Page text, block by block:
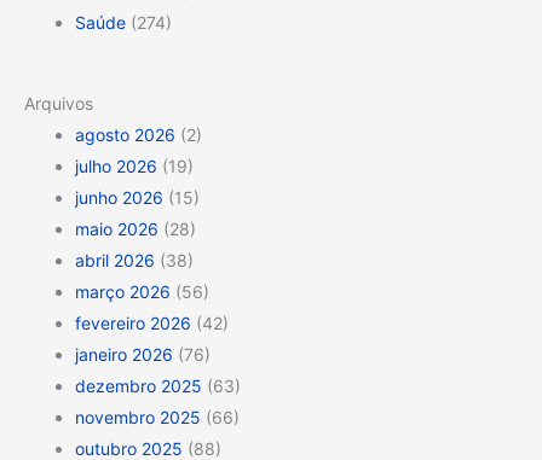
Saúde (274)
Arquivos
agosto 2026 (2)
julho 2026 (19)
junho 2026 (15)
maio 2026 (28)
abril 2026 (38)
março 2026 (56)
fevereiro 2026 (42)
janeiro 2026 (76)
dezembro 2025 (63)
novembro 2025 (66)
outubro 2025 (88)